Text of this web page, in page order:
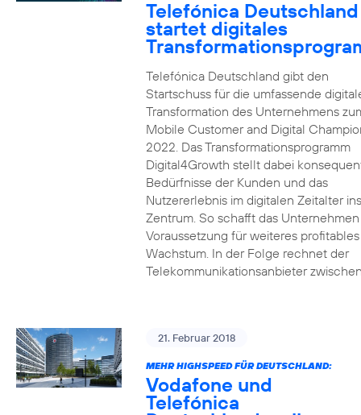
Telefónica Deutschland
startet digitales
Telefónica Deutschland gibt den
Startschuss für die umfassende
Transformation des Unternehmens
Mobile Customer and Digital
2022. Das Transformationsprogramm
Digital4Growth stellt dabei
Bedürfnisse der Kunden und das
Nutzererlebnis im digitalen Zeitalter ins
Zentrum. So schafft das
Voraussetzung für weiteres profitables
Wachstum. In der Folge rechnet der
Telekommunikationsanbieter
21. Februar 2018
MEHR HIGHSPEED FÜR DEUTSCHLAND:
Vodafone und
Telefónica